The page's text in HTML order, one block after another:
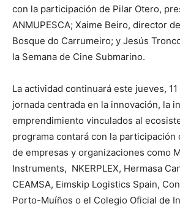
con la participación de Pilar Otero,
ANMUPESCA; Xaime Beiro, director
Bosque do Carrumeiro; y Jesús
la Semana de Cine Submarino.
La actividad continuará este jueves,
jornada centrada en la innovación, la
emprendimiento vinculados al
programa contará con la
de empresas y organizaciones como
Instruments, NKERPLEX, Hermasa
CEAMSA, Eimskip Logistics Spain,
Porto-Muíños o el Colegio Oficial de